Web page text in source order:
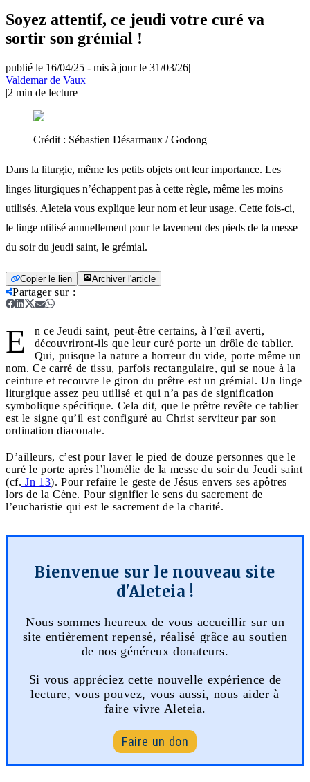
Soyez attentif, ce jeudi votre curé va
sortir son grémial !
publié le 16/04/25 - mis à jour le 31/03/26|
Valdemar de Vaux
|2 min de lecture
Crédit : Sébastien Désarmaux / Godong
Dans la liturgie, même les petits objets ont leur importance. Les
linges liturgiques n’échappent pas à cette règle, même les moins
utilisés. Aleteia vous explique leur nom et leur usage. Cette fois-ci,
le linge utilisé annuellement pour le lavement des pieds de la messe
du soir du jeudi saint, le grémial.
Copier le lien Archiver l'article
Partager sur:
E
n ce Jeudi saint, peut-être certains, à l’œil averti,
découvriront-ils que leur curé porte un drôle de tablier.
Qui, puisque la nature a horreur du vide, porte même un
nom. Ce carré de tissu, parfois rectangulaire, qui se noue à la
ceinture et recouvre le giron du prêtre est un grémial. Un linge
liturgique assez peu utilisé et qui n’a pas de signification
symbolique spécifique. Cela dit, que le prêtre revête ce tablier
est le signe qu’il est configuré au Christ serviteur par son
ordination diaconale.
D’ailleurs, c’est pour laver le pied de douze personnes que le
curé le porte après l’homélie de la messe du soir du Jeudi saint
(cf. Jn 13). Pour refaire le geste de Jésus envers ses apôtres
lors de la Cène. Pour signifier le sens du sacrement de
l’eucharistie qui est le sacrement de la charité.
Bienvenue sur le nouveau site
d'Aleteia !
Nous sommes heureux de vous accueillir sur un
site entièrement repensé, réalisé grâce au soutien
de nos généreux donateurs.
Si vous appréciez cette nouvelle expérience de
lecture, vous pouvez, vous aussi, nous aider à
faire vivre Aleteia.
Faire un don